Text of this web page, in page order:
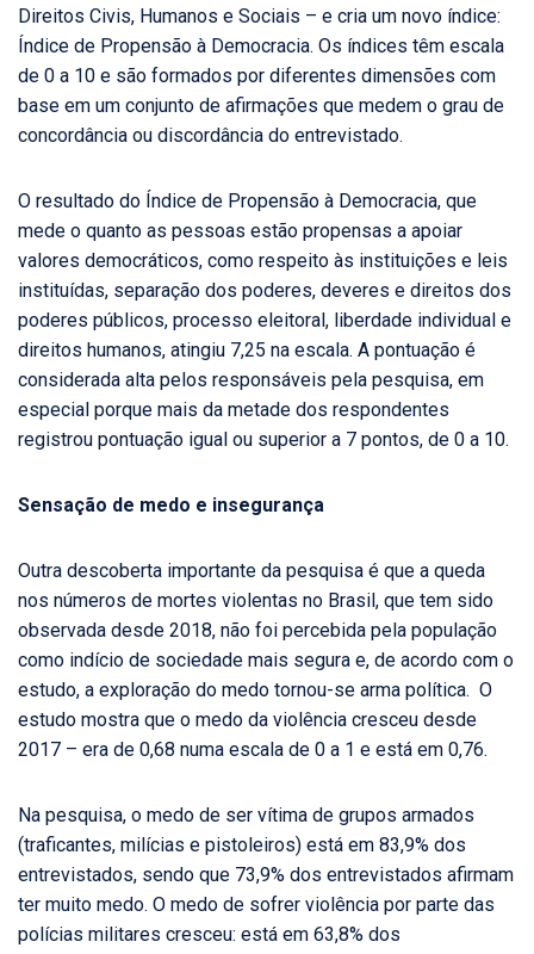
Direitos Civis, Humanos e Sociais – e cria um novo índice:
Índice de Propensão à Democracia. Os índices têm escala
de 0 a 10 e são formados por diferentes dimensões com
base em um conjunto de afirmações que medem o grau de
concordância ou discordância do entrevistado.
O resultado do Índice de Propensão à Democracia, que
mede o quanto as pessoas estão propensas a apoiar
valores democráticos, como respeito às instituições e leis
instituídas, separação dos poderes, deveres e direitos dos
poderes públicos, processo eleitoral, liberdade individual e
direitos humanos, atingiu 7,25 na escala. A pontuação é
considerada alta pelos responsáveis pela pesquisa, em
especial porque mais da metade dos respondentes
registrou pontuação igual ou superior a 7 pontos, de 0 a 10.
Sensação de medo e insegurança
Outra descoberta importante da pesquisa é que a queda
nos números de mortes violentas no Brasil, que tem sido
observada desde 2018, não foi percebida pela população
como indício de sociedade mais segura e, de acordo com o
estudo, a exploração do medo tornou-se arma política. O
estudo mostra que o medo da violência cresceu desde
2017 – era de 0,68 numa escala de 0 a 1 e está em 0,76.
Na pesquisa, o medo de ser vítima de grupos armados
(traficantes, milícias e pistoleiros) está em 83,9% dos
entrevistados, sendo que 73,9% dos entrevistados afirmam
ter muito medo. O medo de sofrer violência por parte das
polícias militares cresceu: está em 63,8% dos